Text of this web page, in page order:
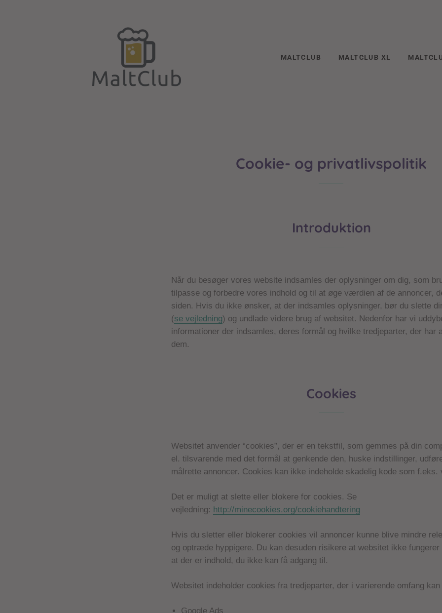
MALTCLUB MALTCLUB XL
Cookie- og privatlivspolitik
Introduktion
Når du besøger vores website indsamles der oplysninger om dig, som
tilpasse og forbedre vores indhold og til at øge værdien af de annoncer,
siden. Hvis du ikke ønsker, at der indsamles oplysninger, bør du slette
(se vejledning) og undlade videre brug af websitet. Nedenfor har vi
informationer der indsamles, deres formål og hvilke tredjeparter, der har
dem.
Cookies
Websitet anvender “cookies”, der er en tekstfil, som gemmes på din
el. tilsvarende med det formål at genkende den, huske indstillinger,
målrette annoncer. Cookies kan ikke indeholde skadelig kode som f.eks.
Det er muligt at slette eller blokere for cookies. Se
vejledning: http://minecookies.org/cookiehandtering
Hvis du sletter eller blokerer cookies vil annoncer kunne blive mindre
og optræde hyppigere. Du kan desuden risikere at websitet ikke fungerer
at der er indhold, du ikke kan få adgang til.
Websitet indeholder cookies fra tredjeparter, der i varierende omfang kan
Google Ads